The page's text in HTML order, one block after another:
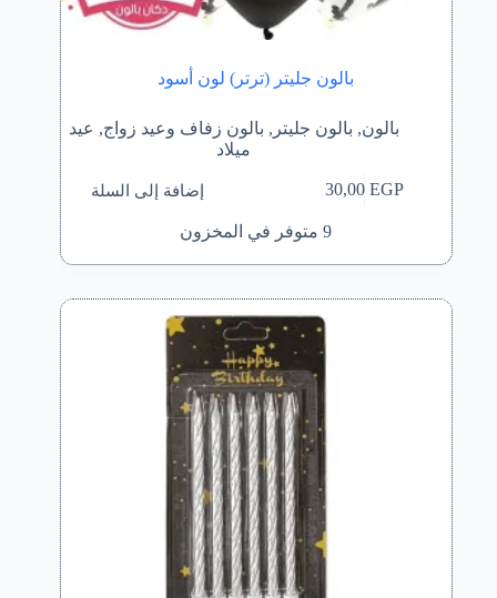
بالون جليتر (ترتر) لون أسود
بالون, بالون جليتر , بالون زفاف وعيد زواج, عيد
ميلاد
30,00EGP إضافة إلى السلة
9 متوفر في المخزون